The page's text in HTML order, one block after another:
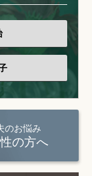
のお悩み
の方へ